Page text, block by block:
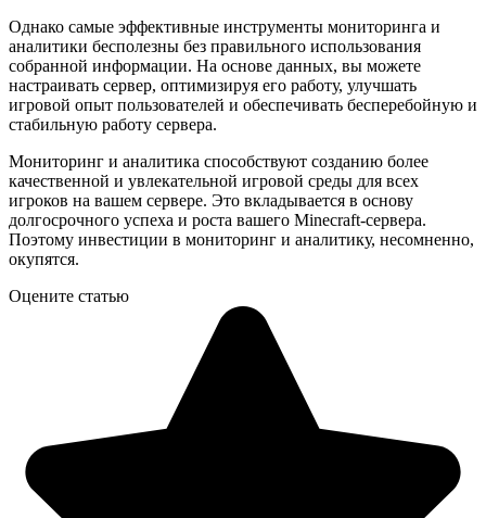
Однако самые эффективные инструменты мониторинга и
аналитики бесполезны без правильного использования
собранной информации. На основе данных, вы можете
настраивать сервер, оптимизируя его работу, улучшать
игровой опыт пользователей и обеспечивать бесперебойную и
стабильную работу сервера.
Мониторинг и аналитика способствуют созданию более
качественной и увлекательной игровой среды для всех
игроков на вашем сервере. Это вкладывается в основу
долгосрочного успеха и роста вашего Minecraft-сервера.
Поэтому инвестиции в мониторинг и аналитику, несомненно,
окупятся.
Оцените статью